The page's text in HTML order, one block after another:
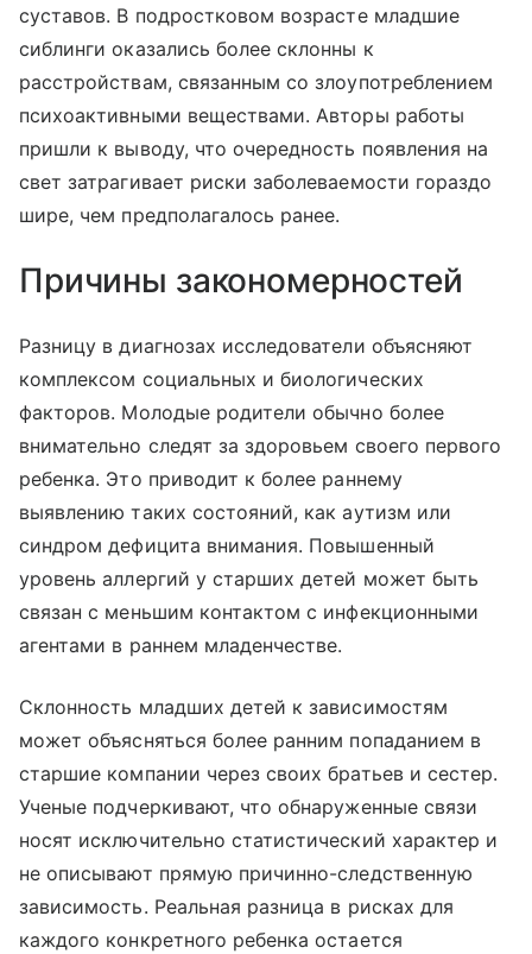
суставов. В подростковом возрасте младшие
сиблинги оказались более склонны к
расстройствам, связанным со злоупотреблением
психоактивными веществами. Авторы работы
пришли к выводу, что очередность появления на
свет затрагивает риски заболеваемости гораздо
шире, чем предполагалось ранее.
Причины закономерностей
Разницу в диагнозах исследователи объясняют
комплексом социальных и биологических
факторов. Молодые родители обычно более
внимательно следят за здоровьем своего первого
ребенка. Это приводит к более раннему
выявлению таких состояний, как аутизм или
синдром дефицита внимания. Повышенный
уровень аллергий у старших детей может быть
связан с меньшим контактом с инфекционными
агентами в раннем младенчестве.
Склонность младших детей к зависимостям
может объясняться более ранним попаданием в
старшие компании через своих братьев и сестер.
Ученые подчеркивают, что обнаруженные связи
носят исключительно статистический характер и
не описывают прямую причинно-следственную
зависимость. Реальная разница в рисках для
каждого конкретного ребенка остается